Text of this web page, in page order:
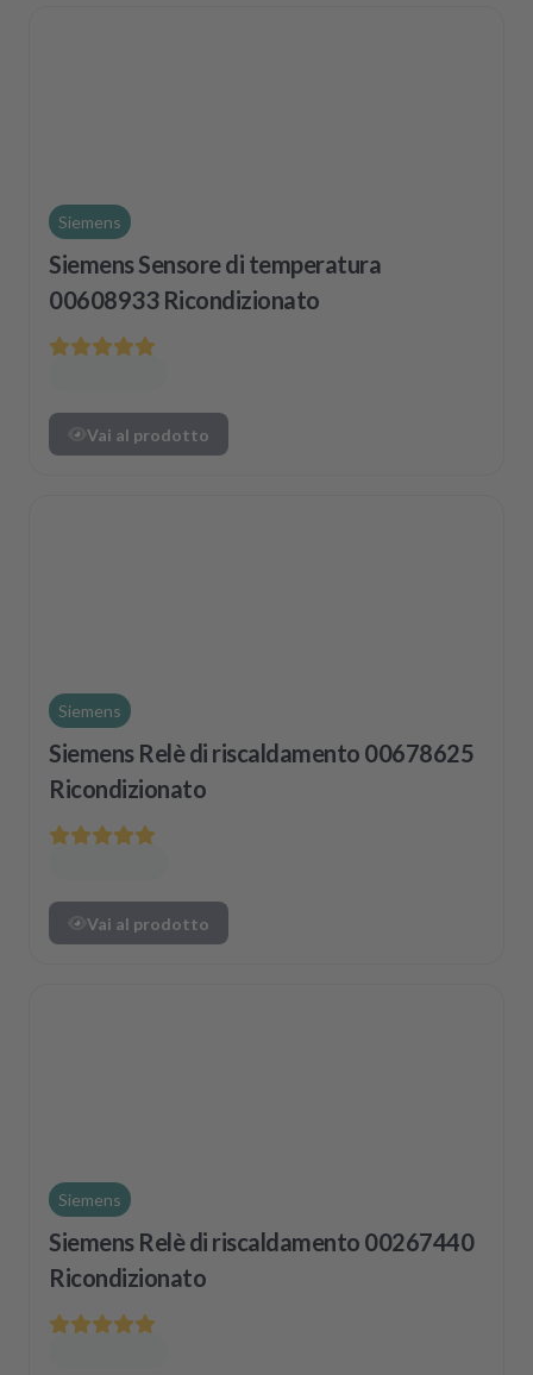
Siemens
Siemens Sensore di temperatura
00608933 Ricondizionato
Vai al prodotto
Siemens
Siemens Relè di riscaldamento 00678625
Ricondizionato
Vai al prodotto
Siemens
Siemens Relè di riscaldamento 00267440
Ricondizionato